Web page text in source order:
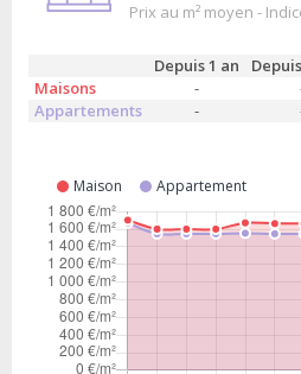
Prix au m² moyen -
Depuis 1 an
Maisons
-
Appartements
-
Maison Appartement